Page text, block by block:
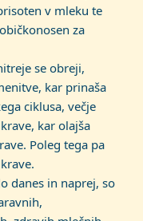
v mleku te
za
se obreji,
kar prinaša
ciklusa, večje
kar olajša
Poleg tega pa
danes in naprej, so